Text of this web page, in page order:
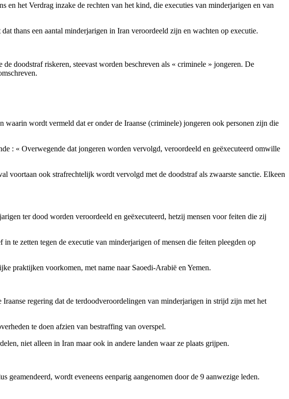
en het Verdrag inzake de rechten van het kind, die executies van minderjarigen en van
thans een aantal minderjarigen in Iran veroordeeld zijn en wachten op executie.
doodstraf riskeren, steevast worden beschreven als « criminele » jongeren. De
wordt vermeld dat er onder de Iraanse (criminele) jongeren ook personen zijn die
: « Overwegende dat jongeren worden vervolgd, veroordeeld en geëxecuteerd omwille
voortaan ook strafrechtelijk wordt vervolgd met de doodstraf als zwaarste sanctie. Elkeen
ter dood worden veroordeeld en geëxecuteerd, hetzij mensen voor feiten die zij
te zetten tegen de executie van minderjarigen of mensen die feiten pleegden op
praktijken voorkomen, met name naar Saoedi-Arabië en Yemen.
regering dat de terdoodveroordelingen van minderjarigen in strijd zijn met het
te doen afzien van bestraffing van overspel.
niet alleen in Iran maar ook in andere landen waar ze plaats grijpen.
wordt eveneens eenparig aangenomen door de 9 aanwezige leden.